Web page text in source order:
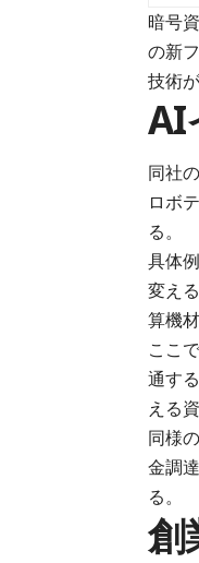
暗号
の新
技術
AI
同社
ロボ
る。
具体
変え
算機
ここ
通す
える
同様
金調
る。
創